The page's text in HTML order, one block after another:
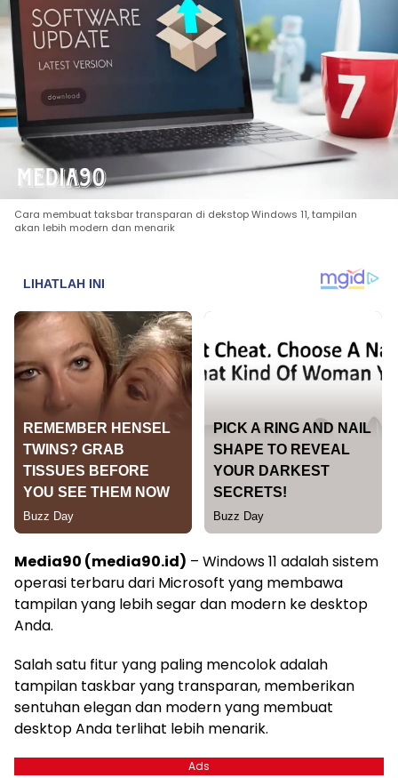
Cara membuat taksbar transparan di dekstop Windows 11, tampilan
akan lebih modern dan menarik
Media90 (media90.id) – Windows 11 adalah sistem
operasi terbaru dari Microsoft yang membawa
tampilan yang lebih segar dan modern ke desktop
Anda.
Salah satu fitur yang paling mencolok adalah
tampilan taskbar yang transparan, memberikan
sentuhan elegan dan modern yang membuat
desktop Anda terlihat lebih menarik.
Ads